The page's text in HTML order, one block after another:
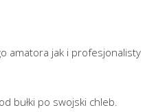
amatora jak i profesjonalisty
bułki po swojski chleb.